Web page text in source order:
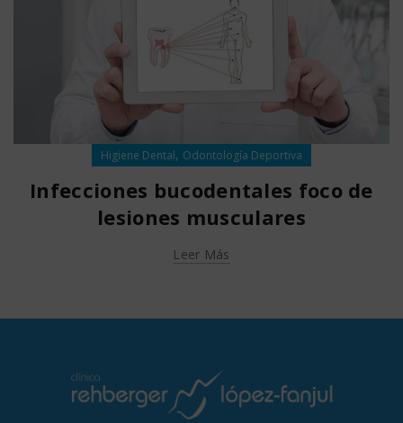
Higiene Dental, Odontología Deportiva
Infecciones bucodentales foco de
lesiones musculares
Leer Más